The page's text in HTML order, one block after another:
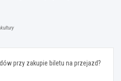
przy zakupie biletu na przejazd?